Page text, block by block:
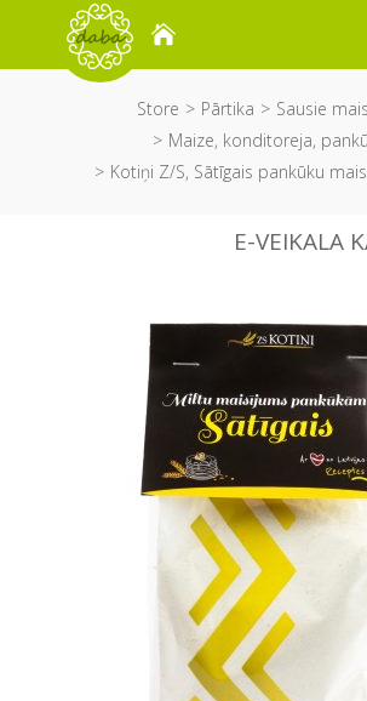
Store Pārtika
Sausie
Maize, konditoreja,
Kotiņi Z/S, Sātīgais pankūku
E-VEIKALA